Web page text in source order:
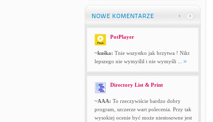
PotPlayer
~kuśka: Tnie wszystko jak brzytwa ! Nikt
lepszego nie wymyślił i nie wymyśli ...
Directory List & Print
~AAA: To rzeczywiście bardzo dobry
program, szczerze wart polecenia. Przy tak
wysokiej ocenie być może niestosowne jest